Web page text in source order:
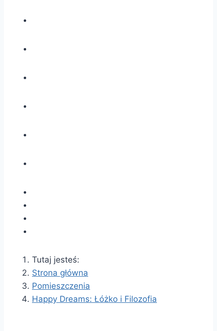
Tutaj jesteś:
Strona główna
Pomieszczenia
Happy Dreams: Łóżko i Filozofia